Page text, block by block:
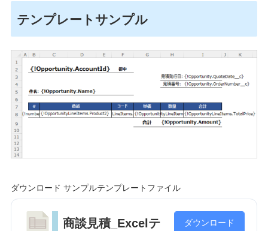
テンプレートサンプル
ダウンロード サンプルテンプレートファイル
商談見積_Excelテ
ダウンロード